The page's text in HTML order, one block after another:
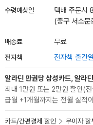
수령예상일
택배 주문시
(중구 서소
배송료 무료
전자책 전자책 출간
알라딘 만권당 삼성카드, 알라
최대 1만원 또는 2만원 할인(
급월 +1개월까지는 전월 실적
카드/간편결제 할인 무이자 할